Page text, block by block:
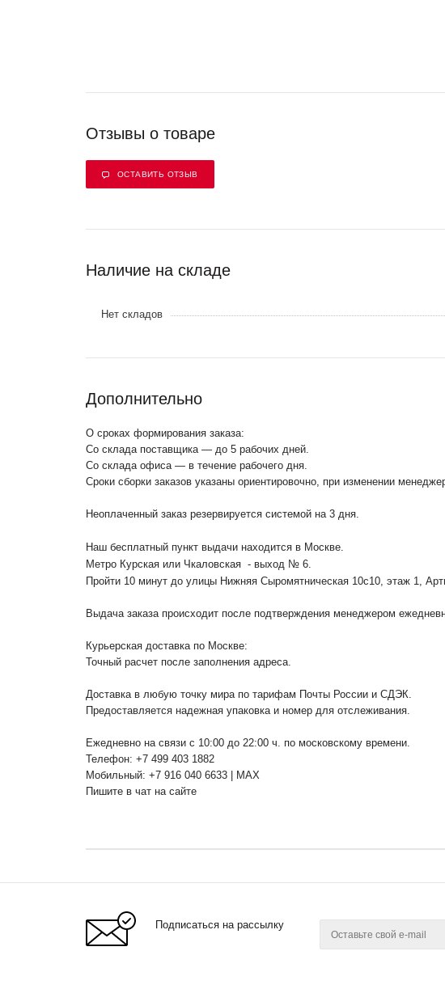
Отзывы о товаре
ОСТАВИТЬ ОТЗЫВ
Наличие на складе
Нет складов
Дополнительно
О сроках формирования заказа:
Со склада поставщика — до 5 рабочих дней.
Со склада офиса — в течение рабочего дня.
Сроки сборки заказов указаны ориентировочно, при изменении
Неоплаченный заказ резервируется системой на 3 дня.
Наш бесплатный пункт выдачи находится в Москве.
Метро Курская или Чкаловская - выход № 6.
Пройти 10 минут до улицы Нижняя Сыромятническая 10с10 , этаж 1,
Выдача заказа происходит после подтверждения менеджером
Курьерская доставка по Москве:
Точный расчет после заполнения адреса.
Доставка в любую точку мира по тарифам Почты России и СДЭК.
Предоставляется надежная упаковка и номер для отслеживания.
Ежедневно на связи с 10:00 до 22:00 ч. по московскому времени.
Телефон: +7 499 403 1882
Мобильный: +7 916 040 6633 | MAX
Пишите в чат на сайте
Подписаться на рассылку